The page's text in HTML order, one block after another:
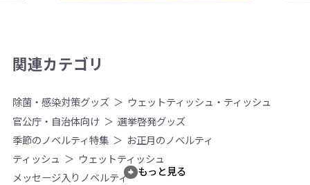
関連カテゴリ
除菌・感染対策グッズ
ウェットティッシュ・ティッシュ
官公庁・自治体向け
選挙啓発グッズ
季節のノベルティ特集
お正月のノベルティ
ティッシュ
ウェットティッシュ
メッセージ入りノベルティ
もっと見る